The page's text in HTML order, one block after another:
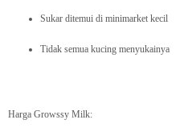
Sukar ditemui di minimarket kecil
Tidak semua kucing menyukainya
Harga Growssy Milk: